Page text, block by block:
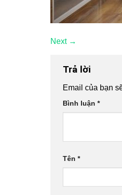
Next →
Trả lời
Email của bạn
Bình luận *
Tên *